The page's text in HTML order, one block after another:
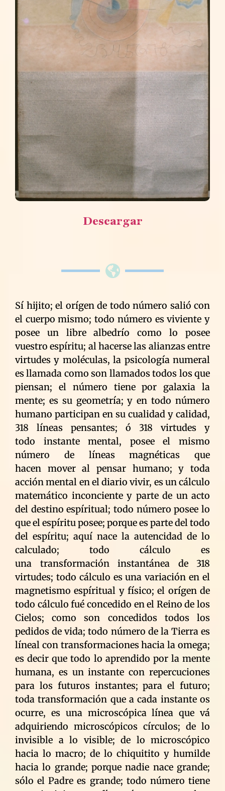
Descargar
Sí hijito; el orígen de todo número salió con
el cuerpo mismo; todo número es viviente y
posee un libre albedrío como lo posee
vuestro espíritu; al hacerse las alianzas entre
virtudes y moléculas, la psicología numeral
es llamada como son llamados todos los que
piensan; el número tiene por galaxia la
mente; es su geometría; y en todo número
humano participan en su cualidad y calidad,
318 líneas pensantes; ó 318 virtudes y
todo instante mental, posee el mismo
número de líneas magnéticas que
hacen mover al pensar humano; y toda
acción mental en el diario vivir, es un cálculo
matemático inconciente y parte de un acto
del destino espíritual; todo número posee lo
que el espíritu posee; porque es parte del todo
del espíritu; aquí nace la autencidad de lo
calculado; todo cálculo es
una transformación instantánea de 318
virtudes; todo cálculo es una variación en el
magnetismo espíritual y físico; el orígen de
todo cálculo fué concedido en el Reino de los
Cielos; como son concedidos todos los
pedidos de vida; todo número de la Tierra es
líneal con transformaciones hacia la omega;
es decir que todo lo aprendido por la mente
humana, es un instante con repercuciones
para los futuros instantes; para el futuro;
toda transformación que a cada instante os
ocurre, es una microscópica línea que vá
adquiriendo microscópicos círculos; de lo
invisible a lo visible; de lo microscópico
hacia lo macro; de lo chiquitito y humilde
hacia lo grande; porque nadie nace grande;
sólo el Padre es grande; todo número tiene